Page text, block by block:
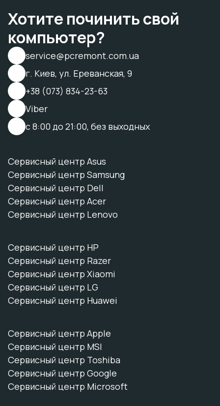
Хотите починить свой
компьютер?
service@pcremont.com.ua
г. Киев, ул. Ереванская, 9
+38 (073) 834-23-63
Viber
с 8:00 до 21:00, без выходных
Сервисный центр Asus
Сервисный центр Samsung
Сервисный центр Dell
Сервисный центр Acer
Сервисный центр Lenovo
Сервисный центр HP
Сервисный центр Razer
Сервисный центр Xiaomi
Сервисный центр LG
Сервисный центр Huawei
Сервисный центр Apple
Сервисный центр MSI
Сервисный центр Toshiba
Сервисный центр Google
Сервисный центр Microsoft